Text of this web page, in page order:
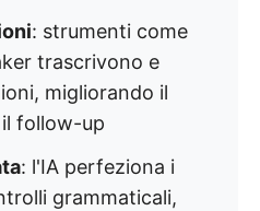
: strumenti come
trascrivono e
migliorando il
follow-up
: l'IA perfeziona i
grammaticali,